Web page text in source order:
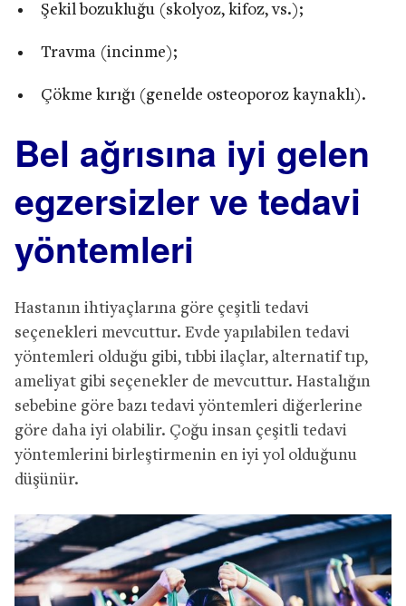
Şekil bozukluğu (skolyoz, kifoz, vs.);
Travma (incinme);
Çökme kırığı (genelde osteoporoz kaynaklı).
Bel ağrısına iyi gelen
egzersizler ve tedavi
yöntemleri
Hastanın ihtiyaçlarına göre çeşitli tedavi
seçenekleri mevcuttur. Evde yapılabilen tedavi
yöntemleri olduğu gibi, tıbbi ilaçlar, alternatif tıp,
ameliyat gibi seçenekler de mevcuttur. Hastalığın
sebebine göre bazı tedavi yöntemleri diğerlerine
göre daha iyi olabilir. Çoğu insan çeşitli tedavi
yöntemlerini birleştirmenin en iyi yol olduğunu
düşünür.